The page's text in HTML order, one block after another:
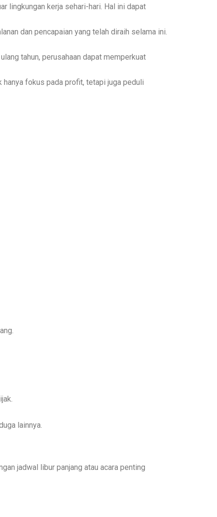
lingkungan kerja sehari-hari. Hal ini dapat
dan pencapaian yang telah diraih selama ini.
tahun, perusahaan dapat memperkuat
hanya fokus pada profit, tetapi juga peduli
lainnya.
jadwal libur panjang atau acara penting